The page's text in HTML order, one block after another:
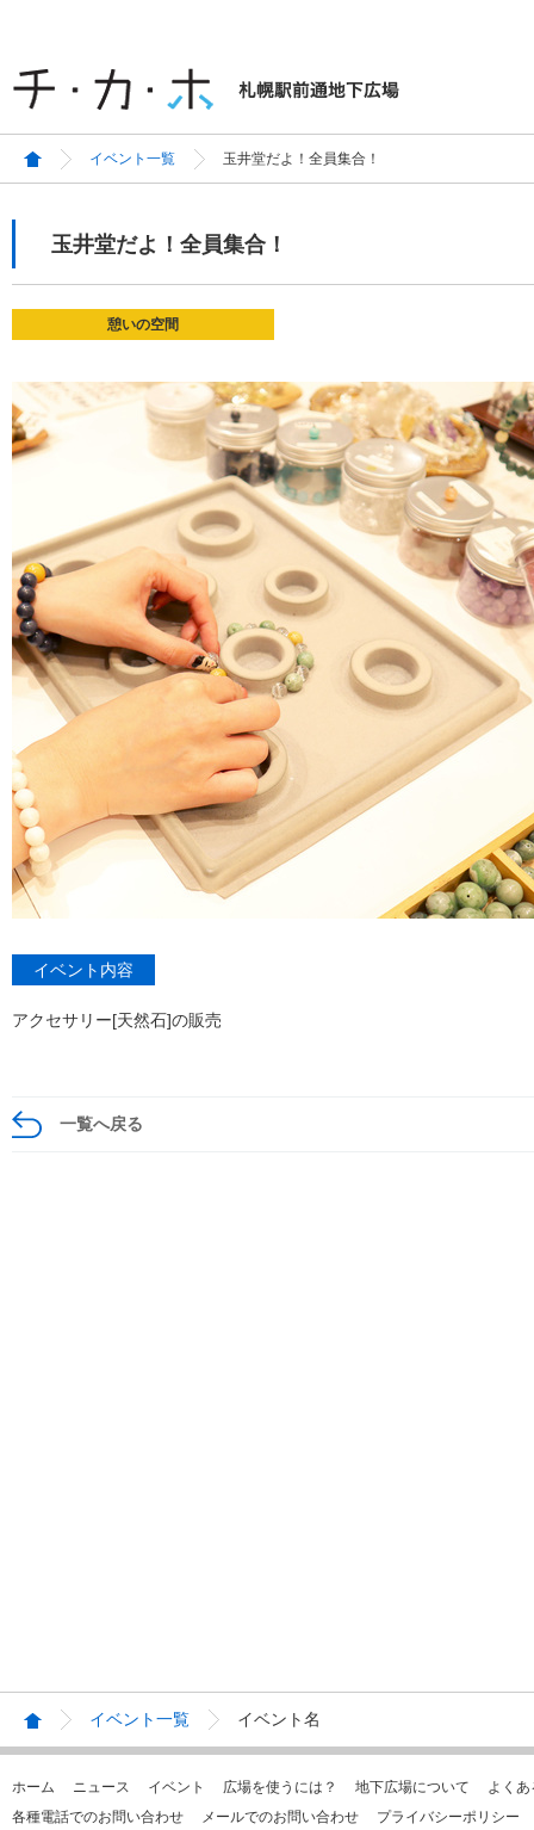
イベント一覧 玉井堂だよ！全員集合！
玉井堂だよ！全員集合！
憩いの空間
イベント内容
アクセサリー[天然石]の販売
一覧へ戻る
イベント一覧 イベント名
ホーム ニュース イベント 広場を使うには？ 地下広場について
よく
各種電話でのお問い合わせ
メールでのお問い合わせ プライバシーポリシー